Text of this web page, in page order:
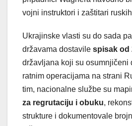
vojni instruktori i zaštitari
Ukrajinske vlasti su do sada
državama dostavile spisak od
državljana koji su osumnjičeni
ratnim operacijama na strani
tim, nacionalne službe su
za regrutaciju i obuku,
strukture i dokumentovale